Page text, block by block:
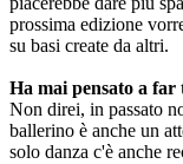
prossima edizione
su basi create da altri.
Ha mai pensato a far
Non direi, in passato
ballerino è anche un
solo danza c'è anche